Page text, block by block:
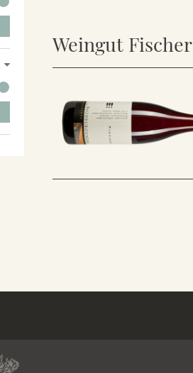
Weingut Fischer